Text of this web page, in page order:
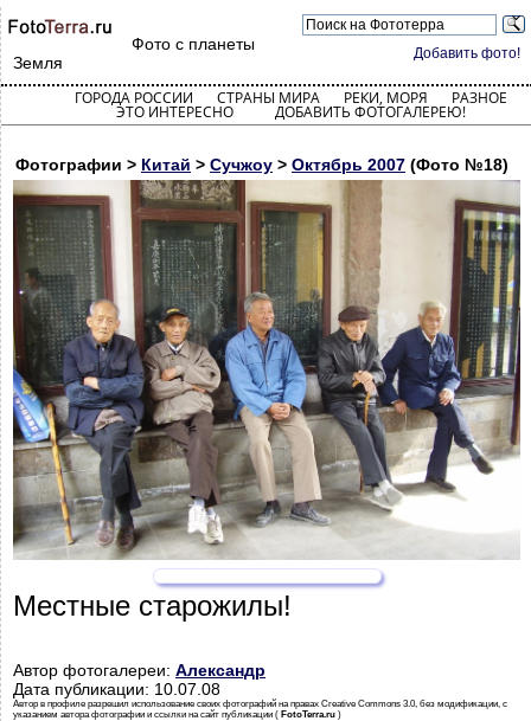
Добавить фото!
Фото с планеты
Земля
ГОРОДА РОССИИ СТРАНЫ МИРА РЕКИ, МОРЯ РАЗНОЕ
ЭТО ИНТЕРЕСНО ДОБАВИТЬ ФОТОГАЛЕРЕЮ!
Фотографии > Китай > Сучжоу > Октябрь 2007 (Фото №18)
Местные старожилы!
Автор фотогалереи: Александр
Дата публикации: 10.07.08
Автор в профиле разрешил использование своих фотографий на правах Creative Commons 3.0, без модификации, с
указанием автора фотографии и ссылки на сайт публикации ( FotoTerra.ru )